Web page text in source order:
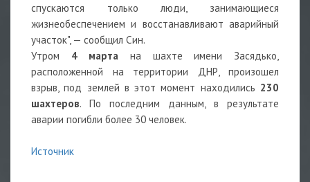
спускаются только люди, занимающиеся
жизнеобеспечением и восстанавливают аварийный
участок", — сообщил Син.
Утром 4 марта на шахте имени Засядько,
расположенной на территории ДНР, произошел
взрыв, под землей в этот момент находились 230
шахтеров. По последним данным, в результате
аварии погибли более 30 человек.
Источник